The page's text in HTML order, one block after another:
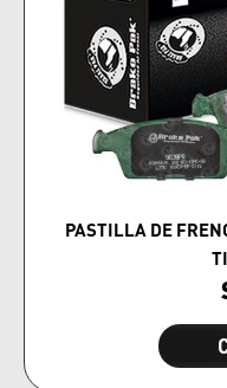
PASTILLA DE